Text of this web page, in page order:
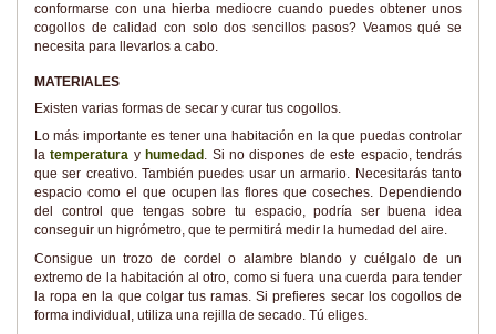
conformarse con una hierba mediocre cuando puedes obtener unos
cogollos de calidad con solo dos sencillos pasos? Veamos qué se
necesita para llevarlos a cabo.
MATERIALES
Existen varias formas de secar y curar tus cogollos.
Lo más importante es tener una habitación en la que puedas controlar
la temperatura y humedad . Si no dispones de este espacio, tendrás
que ser creativo. También puedes usar un armario. Necesitarás tanto
espacio como el que ocupen las flores que coseches. Dependiendo
del control que tengas sobre tu espacio, podría ser buena idea
conseguir un higrómetro, que te permitirá medir la humedad del aire.
Consigue un trozo de cordel o alambre blando y cuélgalo de un
extremo de la habitación al otro, como si fuera una cuerda para tender
la ropa en la que colgar tus ramas. Si prefieres secar los cogollos de
forma individual, utiliza una rejilla de secado. Tú eliges.